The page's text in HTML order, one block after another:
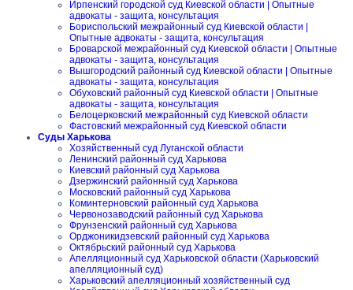
Ирпенский городской суд Киевской области | Опытные
адвокаты - защита, консультация
Бориспольский межрайонный суд Киевской области |
Опытные адвокаты - защита, консультация
Броварской межрайонный суд Киевской области | Опытные
адвокаты - защита, консультация
Вышгородский районный суд Киевской области | Опытные
адвокаты - защита, консультация
Обуховский районный суд Киевской области | Опытные
адвокаты - защита, консультация
Белоцерковский межрайонный суд Киевской области
Фастовский межрайонный суд Киевской области
Суды Харькова
Хозяйственный суд Луганской области
Ленинский районный суд Харькова
Киевский районный суд Харькова
Дзержинский районный суд Харькова
Московский районный суд Харькова
Коминтерновский районный суд Харькова
Червонозаводский районный суд Харькова
Фрунзенский районный суд Харькова
Орджоникидзевский районный суд Харькова
Октябрьский районный суд Харькова
Апелляционный суд Харьковской области (Харьковский
апелляционный суд)
Харьковский апелляционный хозяйственный суд